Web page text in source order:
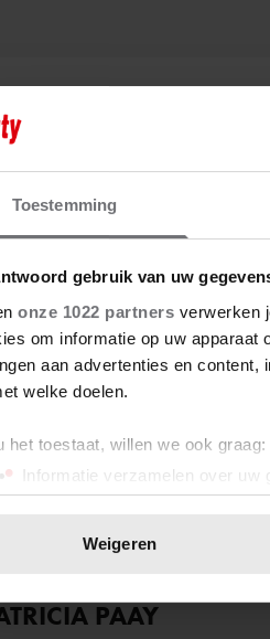
Toestemming
gebruik van uw
onze 1022 partners verwerken
om informatie op uw apparaat
aan advertenties en
welke doelen.
het toestaat, willen we ook graag:
Informatie verzamelen over
Uw apparaat identificeren door
op elk moment wijzigen
cookies om content en
Weigeren
PAAY